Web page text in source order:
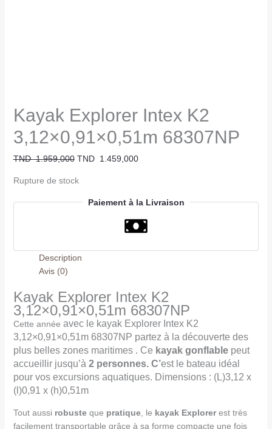
Kayak Explorer Intex K2
3,12×0,91×0,51m 68307NP
TND1.959,000 TND 1.459,000
Rupture de stock
Paiement à la Livraison
Description
Avis (0)
Kayak Explorer Intex K2
3,12×0,91×0,51m 68307NP
Cette année avec le kayak Explorer Intex K2
3,12×0,91×0,51m 68307NP partez à la découverte des
plus belles zones maritimes . Ce kayak gonflablepeut
accueillir jusqu’à 2 personnes. C’est le bateau idéal
pour vos excursions aquatiques. Dimensions : (L)3,12 x
(l)0,91 x (h)0,51m
Tout aussi robusteque pratique, le kayak Explorerest très
facilement transportable grâce à sa forme compacte une fois